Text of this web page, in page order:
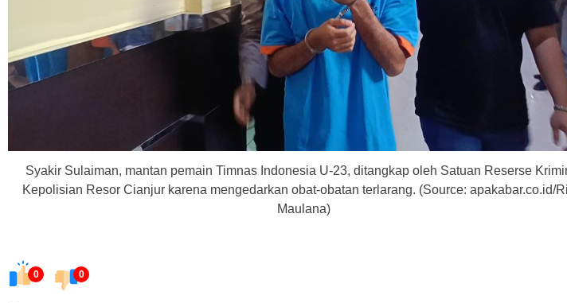
Syakir Sulaiman, mantan pemain Timnas Indonesia U-23, ditangkap oleh Satuan Reserse
Kepolisian Resor Cianjur karena mengedarkan obat-obatan terlarang. (Source: apakabar.co.id/
Maulana)
0 0